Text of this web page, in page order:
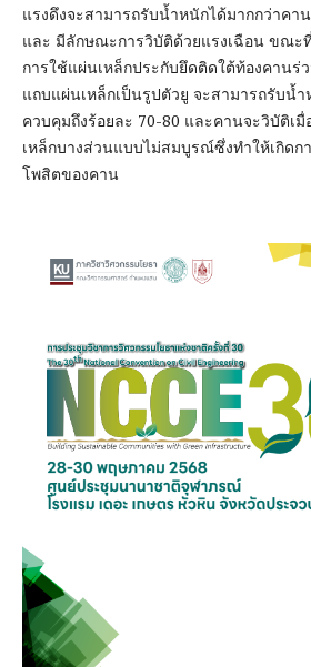
แรงดึงจะสามารถรับน้ำหนักได้มากกว่าคา
และ มีลักษณะการวิบัติด้วยแรงเฉือน ขณะ
การใช้แผ่นเหล็กประกับยึดติดใต้ท้องคานร่
แถบแผ่นเหล็กเป็นรูปตัวยู จะสามารถรับน้
ควบคุมถึงร้อยละ 70-80 และคานจะวิบัติเ
เหล็กบางส่วนแบบไม่สมบูรณ์ซึ่งทำให้เกิดก
โพสิตของคาน